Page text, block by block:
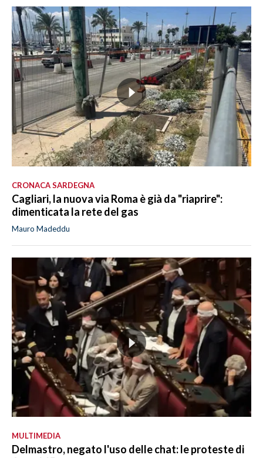
CRONACA SARDEGNA
Cagliari, la nuova via Roma è già da "riaprire":
dimenticata la rete del gas
Mauro Madeddu
MULTIMEDIA
Delmastro, negato l'uso delle chat: le proteste di